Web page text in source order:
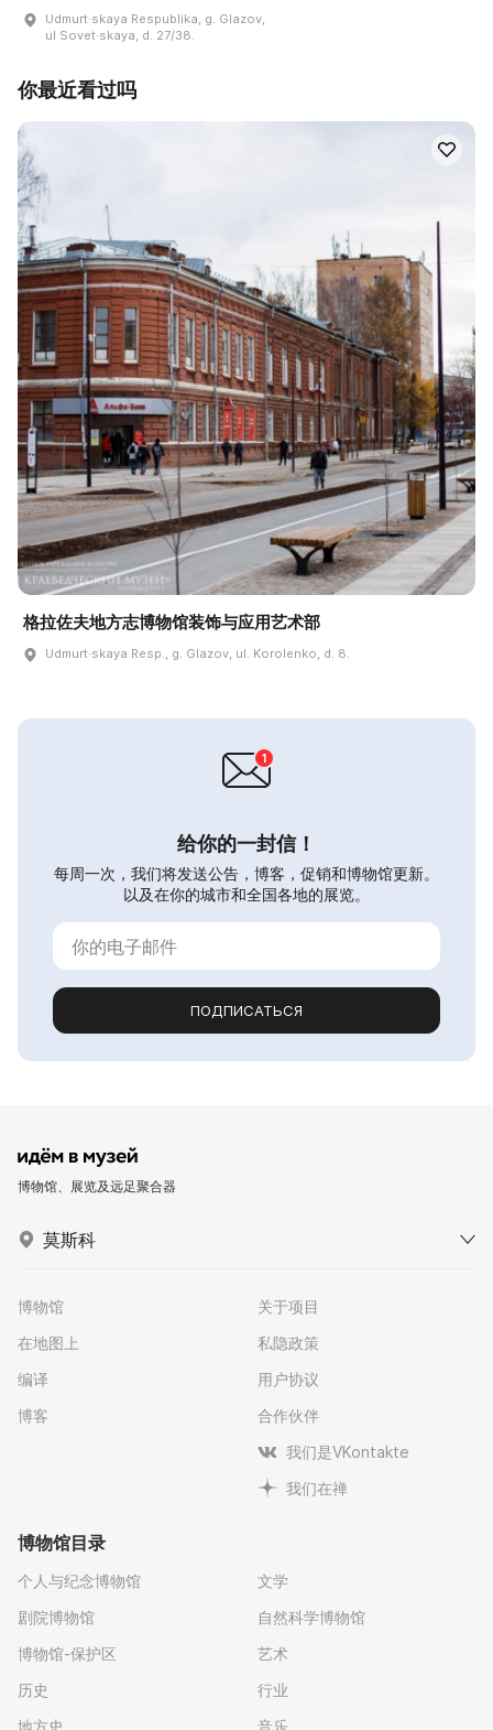
Udmurt·skaya Respublika, g. Glazov,
ul Sovet·skaya, d. 27/38.
你最近看过吗
格拉佐夫地方志博物馆装饰与应用艺术部
Udmurt·skaya Resp., g. Glazov, ul. Korolenko, d. 8.
给你的一封信！
每周一次，我们将发送公告，博客，促销和博物馆更新。
以及在你的城市和全国各地的展览。
ПОДПИСАТЬСЯ
博物馆、展览及远足聚合器
莫斯科
博物馆
在地图上
编译
博客
关于项目
私隐政策
用户协议
合作伙伴
我们是VKontakte
我们在禅
博物馆目录
个人与纪念博物馆
剧院博物馆
博物馆-保护区
历史
文学
自然科学博物馆
艺术
行业